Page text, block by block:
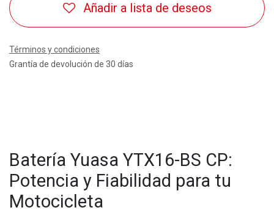
Añadir a lista de deseos
Términos y condiciones
Grantía de devolución de 30 días
Batería Yuasa YTX16-BS CP:
Potencia y Fiabilidad para tu
Motocicleta